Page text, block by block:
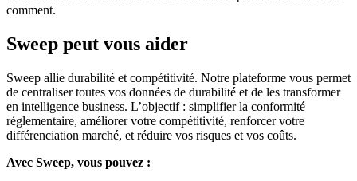
comment.
Sweep peut vous aider
Sweep allie durabilité et compétitivité. Notre plateforme vous permet
de centraliser toutes vos données de durabilité et de les transformer
en intelligence business. L’objectif : simplifier la conformité
réglementaire, améliorer votre compétitivité, renforcer votre
différenciation marché, et réduire vos risques et vos coûts.
Avec Sweep, vous pouvez :